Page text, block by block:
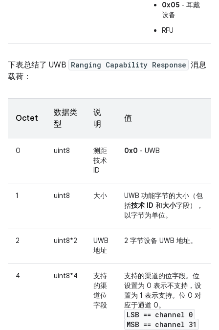
0x05 - 耳戴
设备
RFU
下表总结了 UWB Ranging Capability Response 消息
载荷：
Octet
数据类
型
说
明
值
0 uint8
测距
技术
ID
0x0 - UWB
1 uint8 大小
UWB 功能字节的大小（包
括技术 ID 和大小字段），
以字节为单位。
2 uint8*2
UWB
地址
2 字节设备 UWB 地址。
4 uint8*4
支持
的渠
道位
字段
支持的渠道的位字段。位
设置为 0 表示不支持，设
置为 1 表示支持。位 0 对
应于通道 0。
LSB == channel 0
MSB == channel 31